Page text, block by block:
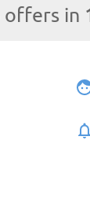
offers in